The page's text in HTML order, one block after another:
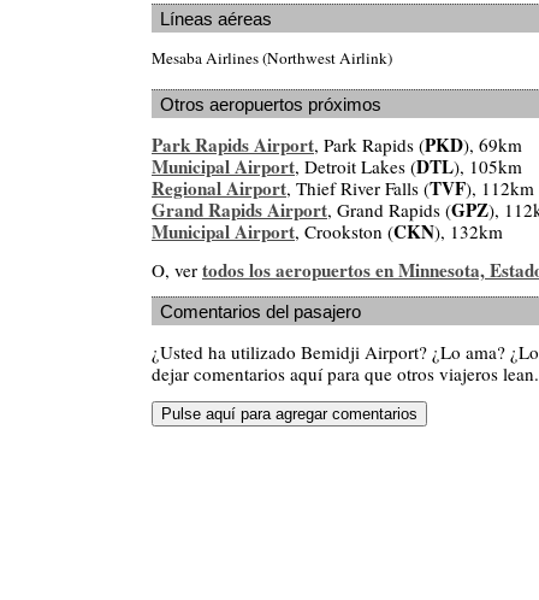
Líneas aéreas
Mesaba Airlines (Northwest Airlink)
Otros aeropuertos próximos
Park Rapids Airport, Park Rapids (PKD), 69km
Municipal Airport, Detroit Lakes (DTL), 105km
Regional Airport, Thief River Falls (TVF), 112km
Grand Rapids Airport, Grand Rapids (GPZ),
Municipal Airport, Crookston (CKN), 132km
O, ver todos los aeropuertos en Minnesota,
Comentarios del pasajero
¿Usted ha utilizado Bemidji Airport? ¿Lo ama?
dejar comentarios aquí para que otros viajeros lean.